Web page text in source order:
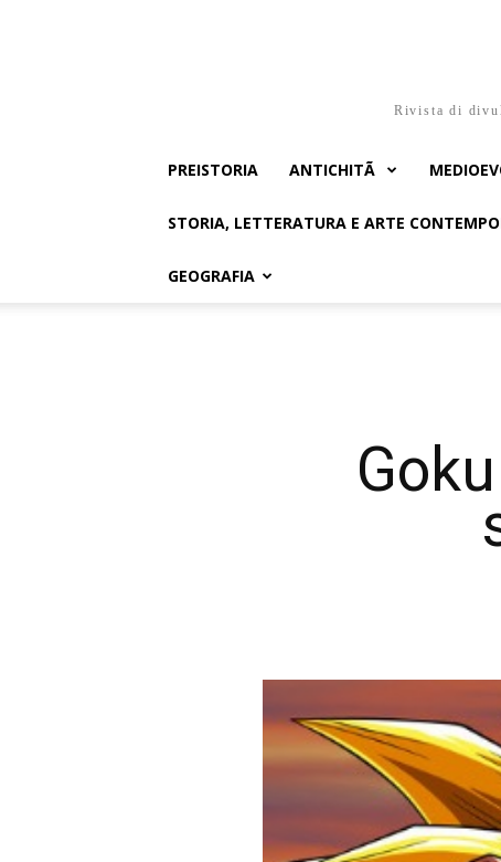
Rivista di
PREISTORIA ANTICHITÃ
STORIA, LETTERATURA E ARTE
GEOGRAFIA